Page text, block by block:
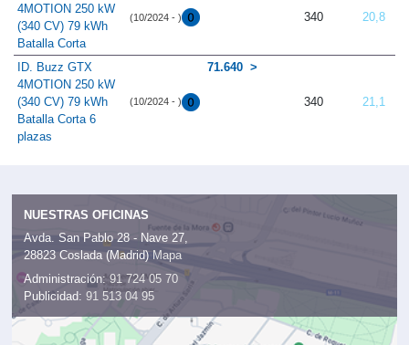
4MOTION 250 kW
(340 CV) 79 kWh
Batalla Corta
(10/2024 - )
340
20,8
ID. Buzz GTX
4MOTION 250 kW
(340 CV) 79 kWh
Batalla Corta 6
plazas
(10/2024 - )
71.640
340 21,1
NUESTRAS OFICINAS
Avda. San Pablo 28 - Nave 27,
28823 Coslada (Madrid) Mapa
Administración: 91 724 05 70
Publicidad: 91 513 04 95